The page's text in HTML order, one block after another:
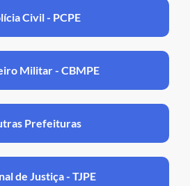
Civil - PCPE
Militar - CBMPE
Prefeituras
de Justiça - TJPE